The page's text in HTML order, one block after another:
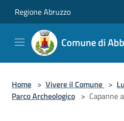
Regione Abruzzo
Comune di
Home > Vivere il Comune >
Parco Archeologico > Capanne